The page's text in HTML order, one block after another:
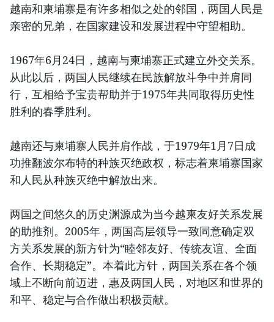
越南和柬埔寨是有许多相似之处的邻国，两国人民是
亲密的兄弟，在国家建设和发展进程中守望相助。
1967年6月24日，越南与柬埔寨正式建立外交关系。
从此以后，两国人民继续在民族解放斗争中并肩同
行，互相给予宝贵帮助并于1975年共同取得历史性
胜利的春季胜利。
越南还与柬埔寨人民并肩作战，于1979年1月7日成
功推翻波尔布特的种族灭绝政权，标志着柬埔寨国家
和人民从种族灭绝中解放出来。
两国之间悠久的历史渊源成为当今越柬友好关系发展
的助推剂。2005年，两国高层领导一致同意确定双
方关系发展的新方针为“睦邻友好、传统友谊、全面
合作、长期稳定”。本着此方针，两国关系在各个领
域上不断向前迈进，惠及两国人民，对地区和世界的
和平、稳定与合作做出积极贡献。